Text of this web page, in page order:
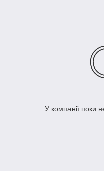
У компанії поки